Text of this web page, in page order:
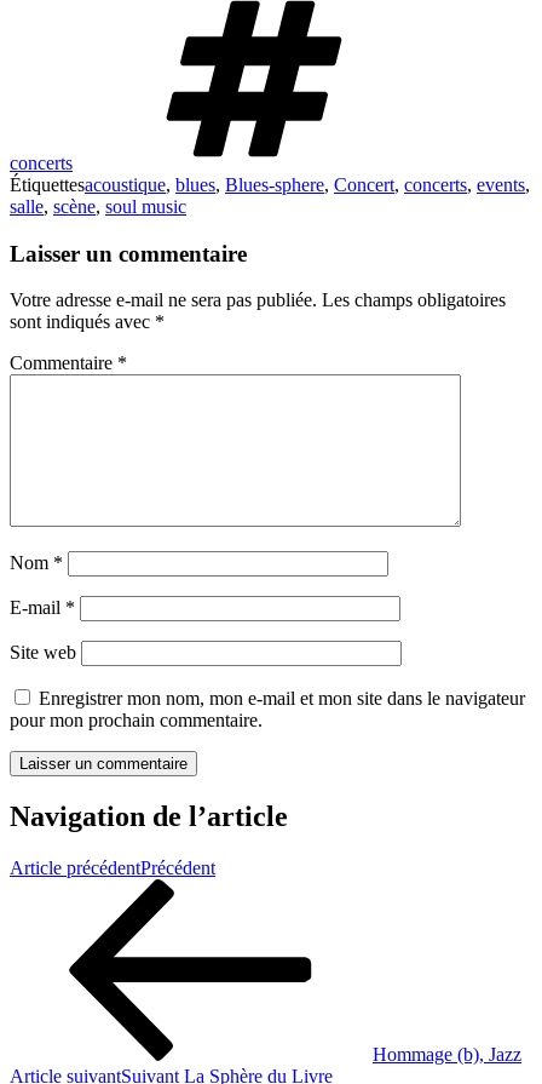
concerts
Étiquettesacoustique, blues, Blues-sphere, Concert, concerts, events,
salle, scène, soul music
Laisser un commentaire
Votre adresse e-mail ne sera pas publiée. Les champs obligatoires
sont indiqués avec *
Commentaire *
Nom *
E-mail *
Site web
Enregistrer mon nom, mon e-mail et mon site dans le navigateur
pour mon prochain commentaire.
Navigation de l’article
Article précédentPrécédent
Hommage (b), Jazz
Article suivantSuivant La Sphère du Livre